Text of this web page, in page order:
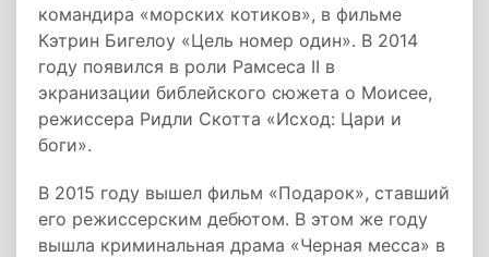
командира «морских котиков», в фильме
Кэтрин Бигелоу «Цель номер один». В 2014
году появился в роли Рамсеса II в
экранизации библейского сюжета о Моисее,
режиссера Ридли Скотта «Исход: Цари и
боги».
В 2015 году вышел фильм «Подарок», ставший
его режиссерским дебютом. В этом же году
вышла криминальная драма «Черная месса» в